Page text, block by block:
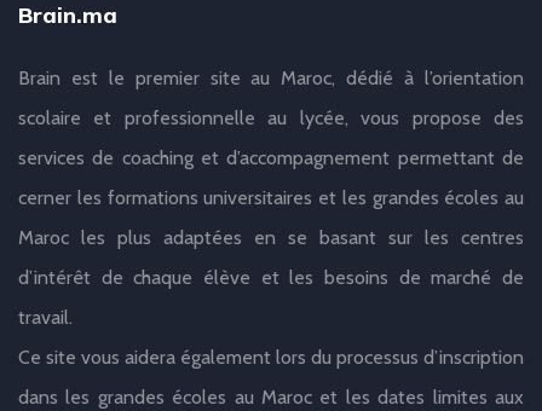
Brain.ma
Brain est le premier site au Maroc, dédié à l’orientation
scolaire et professionnelle au lycée, vous propose des
services de coaching et d’accompagnement permettant de
cerner les formations universitaires et les grandes écoles au
Maroc les plus adaptées en se basant sur les centres
d’intérêt de chaque élève et les besoins de marché de
travail.
Ce site vous aidera également lors du processus d’inscription
dans les grandes écoles au Maroc et les dates limites aux